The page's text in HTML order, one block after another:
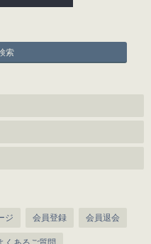
索
ジ 会員登録 会員退会